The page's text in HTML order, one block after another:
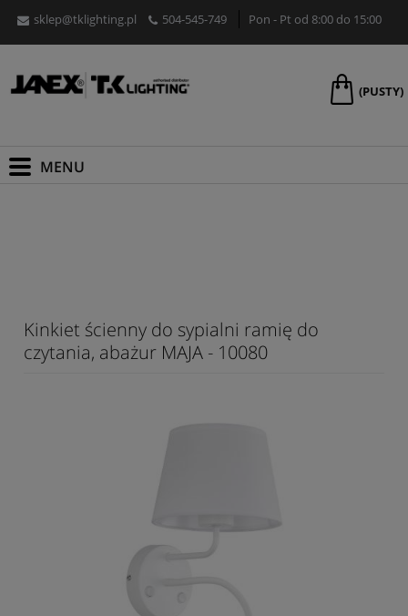
sklep@tklighting.pl 504-545-749 Pon - Pt od 8:00 do 15:00
(PUSTY)
Kinkiet ścienny do sypialni ramię do
czytania, abażur MAJA - 10080